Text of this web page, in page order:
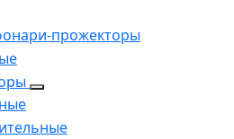
прожекторы